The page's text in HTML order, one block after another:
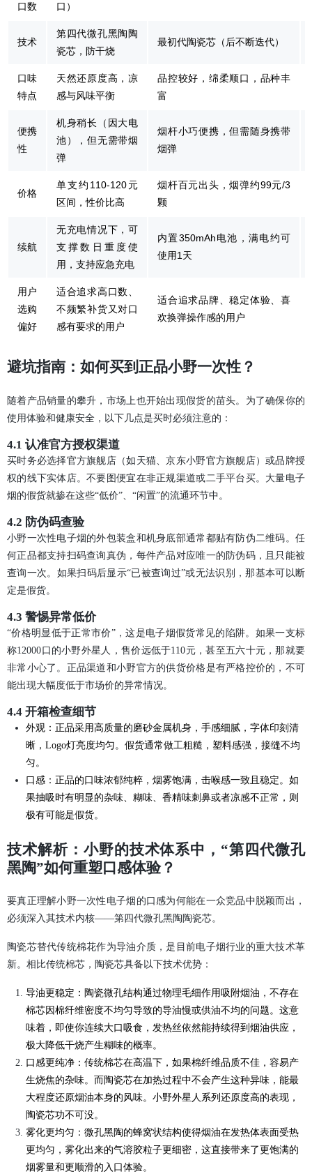
口数
口）
技术
第四代微孔黑陶陶
瓷芯，防干烧
最初代陶瓷芯（后不断迭代）
口味
特点
天然还原度高，凉
感与风味平衡
品控较好，绵柔顺口，品种丰
富
便携
性
机身稍长（因大电
池），但无需带烟
弹
烟杆小巧便携，但需随身携带
烟弹
价格
单支约110-120元
区间，性价比高
烟杆百元出头，烟弹约99元/3
颗
续航
无充电情况下，可
支撑数日重度使
用，支持应急充电
内置350mAh电池，满电约可
使用1天
用户
选购
偏好
适合追求高口数、
不频繁补货又对口
感有要求的用户
适合追求品牌、稳定体验、喜
欢换弹操作感的用户
避坑指南：如何买到正品小野一次性？
随着产品销量的攀升，市场上也开始出现假货的苗头。为了确保你的
使用体验和健康安全，以下几点是买时必须注意的：
4.1 认准官方授权渠道
买时务必选择官方旗舰店（如天猫、京东小野官方旗舰店）或品牌授
权的线下实体店。不要图便宜在非正规渠道或二手平台买。大量电子
烟的假货就掺在这些“低价”、“闲置”的流通环节中。
4.2 防伪码查验
小野一次性电子烟的外包装盒和机身底部通常都贴有防伪二维码。任
何正品都支持扫码查询真伪，每件产品对应唯一的防伪码，且只能被
查询一次。如果扫码后显示“已被查询过”或无法识别，那基本可以断
定是假货。
4.3 警惕异常低价
“价格明显低于正常市价”，这是电子烟假货常见的陷阱。如果一支标
称12000口的小野外星人，售价远低于110元，甚至五六十元，那就要
非常小心了。正品渠道和小野官方的供货价格是有严格控价的，不可
能出现大幅度低于市场价的异常情况。
4.4 开箱检查细节
外观：正品采用高质量的磨砂金属机身，手感细腻，字体印刻清
晰，Logo灯亮度均匀。假货通常做工粗糙，塑料感强，接缝不均
匀。
口感：正品的口味浓郁纯粹，烟雾饱满，击喉感一致且稳定。如
果抽吸时有明显的杂味、糊味、香精味刺鼻或者凉感不正常，则
极有可能是假货。
技术解析：小野的技术体系中，“第四代微孔
黑陶”如何重塑口感体验？
要真正理解小野一次性电子烟的口感为何能在一众竞品中脱颖而出，
必须深入其技术内核——第四代微孔黑陶陶瓷芯。
陶瓷芯替代传统棉花作为导油介质，是目前电子烟行业的重大技术革
新。相比传统棉芯，陶瓷芯具备以下技术优势：
导油更稳定：陶瓷微孔结构通过物理毛细作用吸附烟油，不存在
棉芯因棉纤维密度不均匀导致的导油慢或供油不均的问题。这意
味着，即使你连续大口吸食，发热丝依然能持续得到烟油供应，
极大降低干烧产生糊味的概率。
口感更纯净：传统棉芯在高温下，如果棉纤维品质不佳，容易产
生烧焦的杂味。而陶瓷芯在加热过程中不会产生这种异味，能最
大程度还原烟油本身的风味。小野外星人系列还原度高的表现，
陶瓷芯功不可没。
雾化更均匀：微孔黑陶的蜂窝状结构使得烟油在发热体表面受热
更均匀，雾化出来的气溶胶粒子更细密，这直接带来了更饱满的
烟雾量和更顺滑的入口体验。